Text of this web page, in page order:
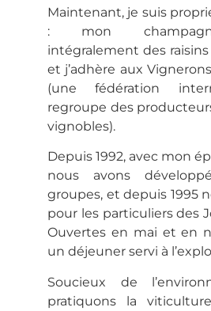
Maintenant, je suis
: mon
intégralement des
et j’adhère aux
(une fédération
regroupe des
vignobles).
Depuis 1992, avec mon
nous avons
groupes, et depuis 1995
pour les particuliers des
Ouvertes en mai et en
un déjeuner servi à
Soucieux de
pratiquons la